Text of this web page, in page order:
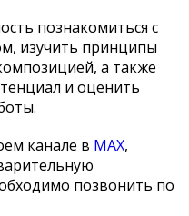
познакомиться с
изучить принципы
а также
и оценить
канале в MAX,
позвонить по